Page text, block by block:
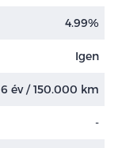
4.99%
Igen
6 év / 150.000 km
-